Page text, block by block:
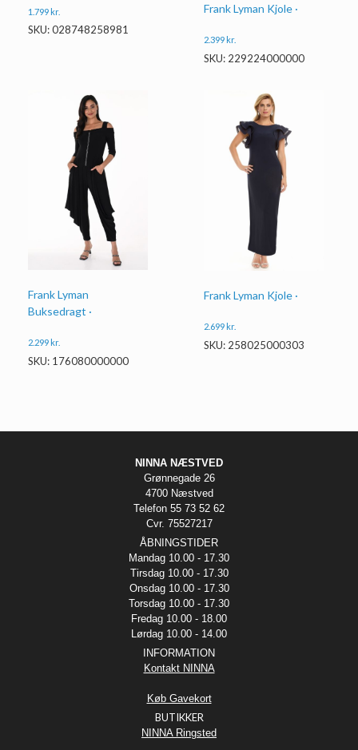
1.799kr.
SKU: 028748258981
Frank Lyman Kjole ·
2.399 kr.
SKU: 229224000000
Frank Lyman
Buksedragt ·
2.299kr.
SKU: 176080000000
Frank Lyman Kjole ·
2.699kr.
SKU: 258025000303
NINNA NÆSTVED
Grønnegade 26
4700 Næstved
Telefon 55 73 52 62
Cvr. 75527217
ÅBNINGSTIDER
Mandag 10.00 - 17.30
Tirsdag 10.00 - 17.30
Onsdag 10.00 - 17.30
Torsdag 10.00 - 17.30
Fredag 10.00 - 18.00
Lørdag 10.00 - 14.00
INFORMATION
Kontakt NINNA
Køb Gavekort
BUTIKKER
NINNA Ringsted